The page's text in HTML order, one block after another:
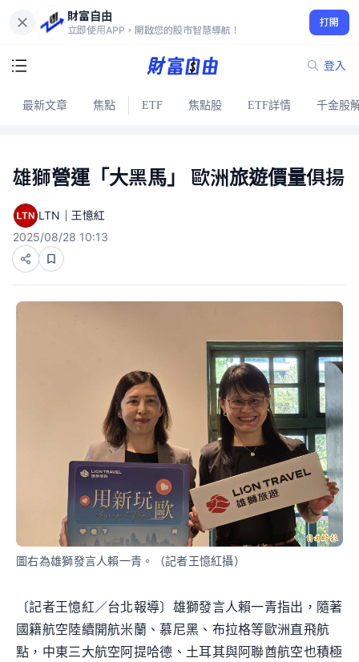
財富自由
立即使用APP，開啟您的股市智慧導航！
打開
登入
最新文章 焦點 ETF 焦點股 ETF詳情 千金股
雄獅營運「大黑馬」 歐洲旅遊價量俱揚
LTN｜王憶紅
2025/08/28 10:13
圖右為雄獅發言人賴一青。（記者王憶紅攝）
〔記者王憶紅／台北報導〕雄獅發言人賴一青指出，隨著
國籍航空陸續開航米蘭、慕尼黑、布拉格等歐洲直飛航
點，中東三大航空阿提哈德、土耳其與阿聯酋航空也積極